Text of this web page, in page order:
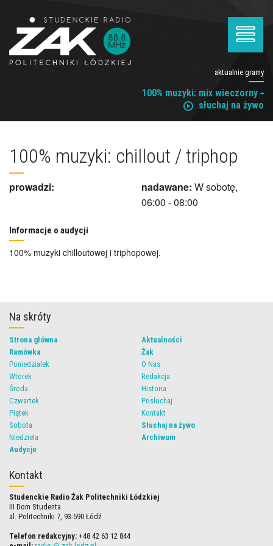
aktualnie gramy
100% muzyki: mix wieczorny
słuchaj na żywo
100% muzyki: chillout / triphop
prowadzi: nadawane:
06:00 - 08:00
Informacje o audycji
100% muzyki chilloutowej i triphopowej.
Na skróty
Strona główna
Ramówka
Poniedzialek
Wtorek
Środa
Czwartek
Piątek
Sobota
Niedziela
Audycje
Aktualności
Żak
O Nas
Redakcja
Historia
Posłuchaj
Kontakt
Słuchaj na żywo
Archiwum
Kontakt
Studenckie Radio Żak Politechniki Łódzkiej
III Dom Studenta
al. Politechniki 7, 93-590 Łódź
Telefon redakcyjny: +48 42 63 12 844